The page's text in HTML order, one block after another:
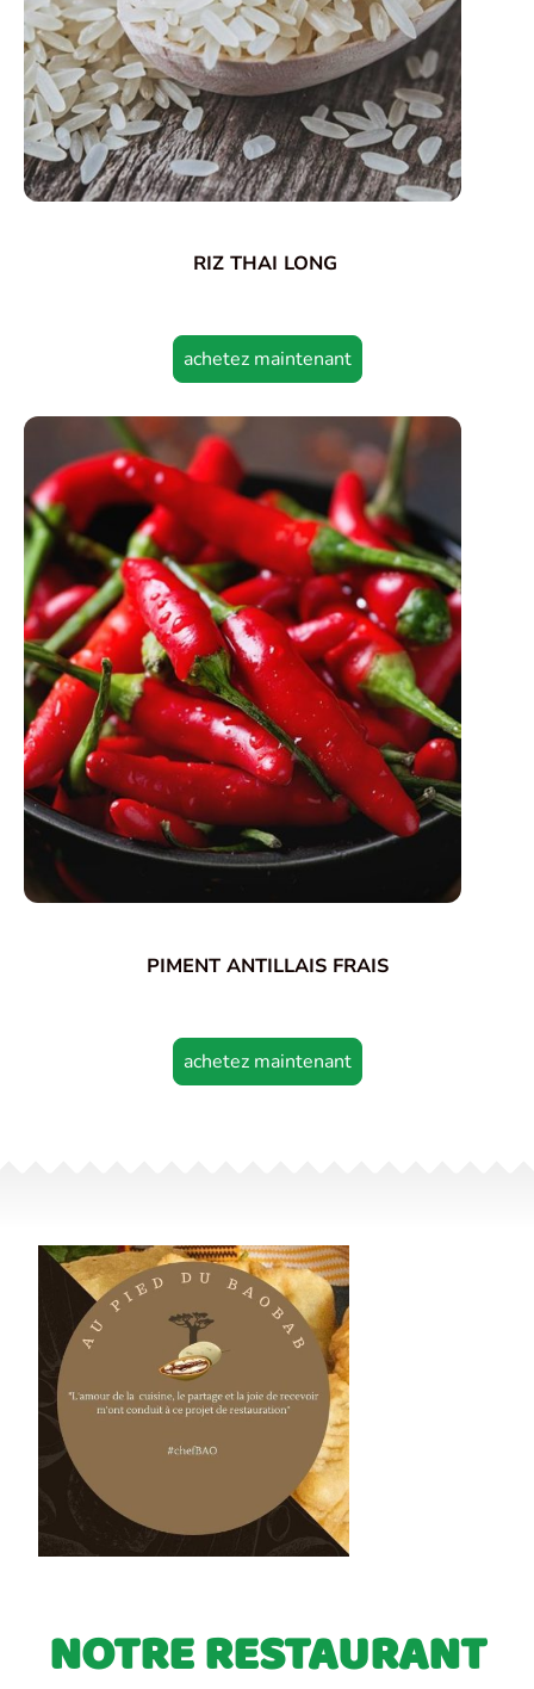
RIZ THAI LONG
achetez maintenant
PIMENT ANTILLAIS FRAIS
achetez maintenant
NOTRE RESTAURANT